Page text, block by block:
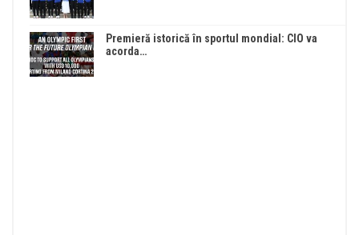
Premieră istorică în sportul mondial: CIO va
acorda…